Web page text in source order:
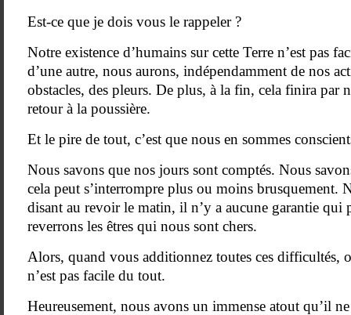
Est-ce que je dois vous le rappeler ?
Notre existence d’humains sur cette Terre n’est pas
d’une autre, nous aurons, indépendamment de nos
obstacles, des pleurs. De plus, à la fin, cela finira par
retour à la poussière.
Et le pire de tout, c’est que nous en sommes
Nous savons que nos jours sont comptés. Nous
cela peut s’interrompre plus ou moins brusquement.
disant au revoir le matin, il n’y a aucune garantie qui
reverrons les êtres qui nous sont chers.
Alors, quand vous additionnez toutes ces difficultés,
n’est pas facile du tout.
Heureusement, nous avons un immense atout qu’il